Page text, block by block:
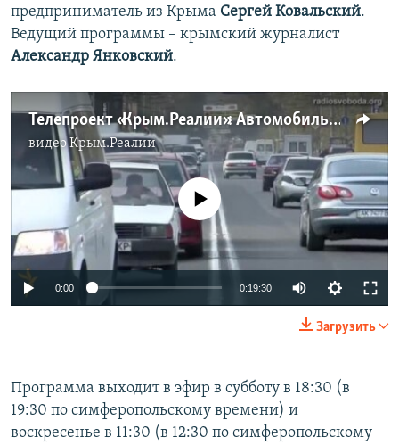
предприниматель из Крыма Сергей Ковальский.
Ведущий программы – крымский журналист
Александр Янковский.
Телепроект «Крым.Реалии»: Автомобильные реалии оккупированного Крыма
видеоКрым.Реалии
No media source currently available
0:00 0:19:30
Загрузить
Программа выходит в эфир в субботу в 18:30 (в
19:30 по симферопольскому времени) и
воскресенье в 11:30 (в 12:30 по симферопольскому